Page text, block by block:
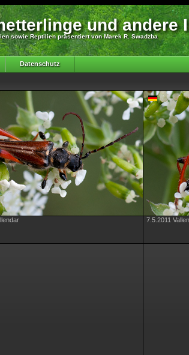
und andere
sowie Reptilien präsentiert von Marek R. Swadzba
Datenschutz
7.5.2011